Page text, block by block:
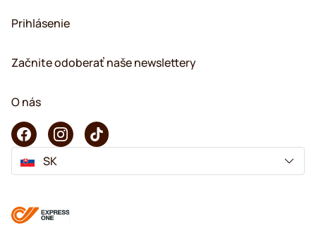
Prihlásenie
Začnite odoberať naše newslettery
O nás
SK